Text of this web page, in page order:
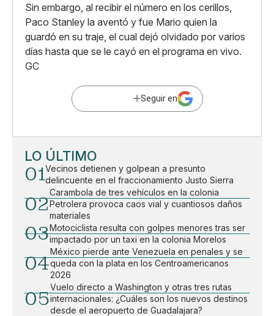
Sin embargo, al recibir el número en los cerillos,
Paco Stanley la aventó y fue Mario quien la
guardó en su traje, el cual dejó olvidado por varios
días hasta que se le cayó en el programa en vivo.
GC
Seguir en
LO ÚLTIMO
01Vecinos detienen y golpean a presunto
delincuente en el fraccionamiento Justo Sierra
02
Carambola de tres vehículos en la colonia
Petrolera provoca caos vial y cuantiosos daños
materiales
03Motociclista resulta con golpes menores tras ser
impactado por un taxi en la colonia Morelos
04
México pierde ante Venezuela en penales y se
queda con la plata en los Centroamericanos
2026
05
Vuelo directo a Washington y otras tres rutas
internacionales: ¿Cuáles son los nuevos destinos
desde el aeropuerto de Guadalajara?